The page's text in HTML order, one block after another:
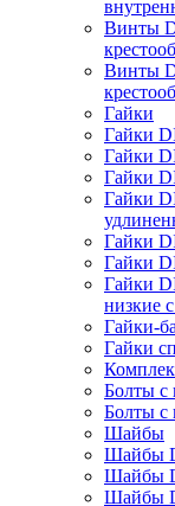
Винты
Винты
Гайки
Гайки
Гайки
Гайки
Гайки
Гайки
Гайки
Гайки
низкие
Гайки-
Гайки
Болты с
Болты с
Шайбы
Шайбы
Шайбы
Шайбы